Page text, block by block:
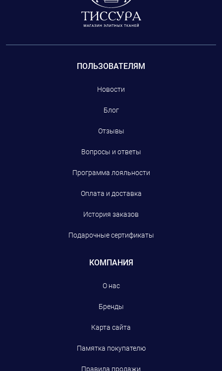
ПОЛЬЗОВАТЕЛЯМ
Новости
Блог
Отзывы
Вопросы и ответы
Программа лояльности
Оплата и доставка
История заказов
Подарочные сертификаты
КОМПАНИЯ
О нас
Бренды
Карта сайта
Памятка покупателю
Правила продажи